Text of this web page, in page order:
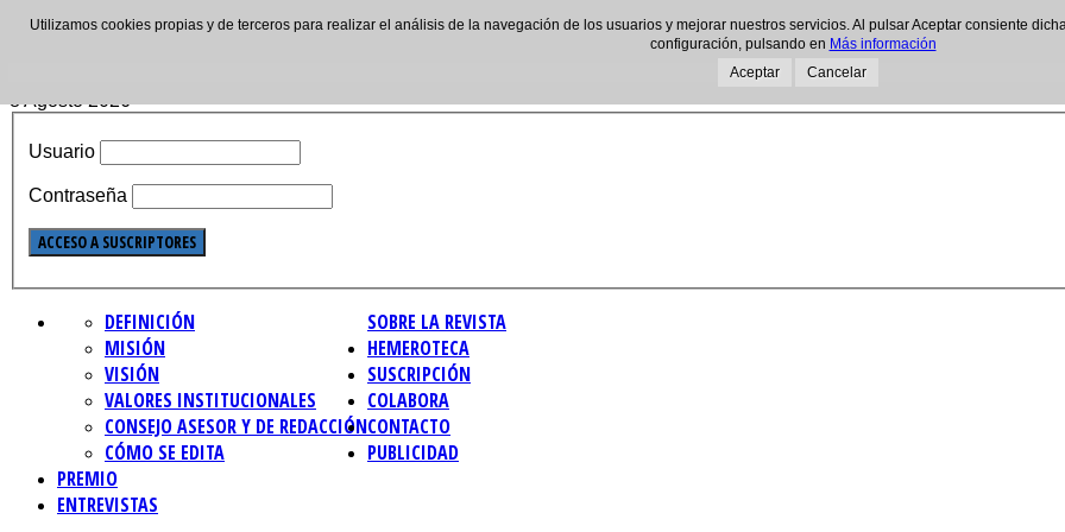
8 Agosto 2026
Usuario
Contraseña
SOBRE LA REVISTA
DEFINICIÓN
MISIÓN
VISIÓN
VALORES INSTITUCIONALES
CONSEJO ASESOR Y DE REDACCIÓN
CÓMO SE EDITA
HEMEROTECA
SUSCRIPCIÓN
COLABORA
CONTACTO
PUBLICIDAD
PREMIO
ENTREVISTAS
Utilizamos cookies propias y de terceros para realizar el análisis de la navegación de los usuarios y mejorar nuestros servicios. Al pulsar Aceptar consiente
configuración, pulsando en Más información
Aceptar
Cancelar